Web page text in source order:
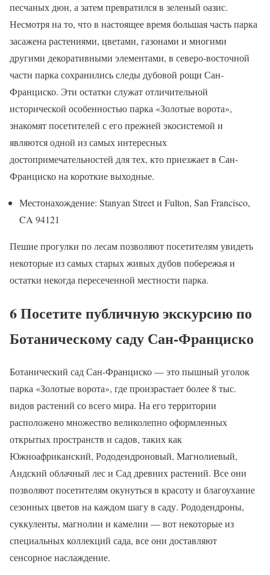
песчаных дюн, а затем превратился в зеленый оазис.
Несмотря на то, что в настоящее время большая часть парка
засажена растениями, цветами, газонами и многими
другими декоративными элементами, в северо-восточной
части парка сохранились следы дубовой рощи Сан-
Франциско. Эти остатки служат отличительной
исторической особенностью парка «Золотые ворота»,
знакомят посетителей с его прежней экосистемой и
являются одной из самых интересных
достопримечательностей для тех, кто приезжает в Сан-
Франциско на короткие выходные.
Местонахождение: Stanyan Street и Fulton, San Francisco,
CA 94121
Пешие прогулки по лесам позволяют посетителям увидеть
некоторые из самых старых живых дубов побережья и
остатки некогда пересеченной местности парка.
6 Посетите публичную экскурсию по
Ботаническому саду Сан-Франциско
Ботанический сад Сан-Франциско — это пышный уголок
парка «Золотые ворота», где произрастает более 8 тыс.
видов растений со всего мира. На его территории
расположено множество великолепно оформленных
открытых пространств и садов, таких как
Южноафриканский, Рододендроновый, Магнолиевый,
Андский облачный лес и Сад древних растений. Все они
позволяют посетителям окунуться в красоту и благоухание
сезонных цветов на каждом шагу в саду. Рододендроны,
суккуленты, магнолии и камелии — вот некоторые из
специальных коллекций сада, все они доставляют
сенсорное наслаждение.